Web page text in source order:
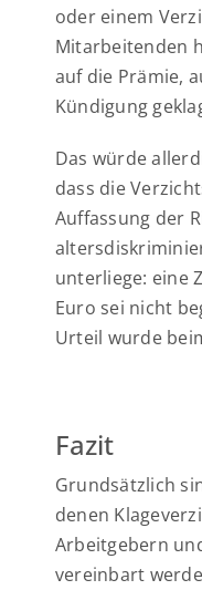
oder einem
Mitarbeitenden
auf die Prämie,
Kündigung
Das würde
dass die
Auffassung der
unterliege: eine
Euro sei nicht
Urteil wurde
Fazit
Grundsätzlich
denen
Arbeitgebern
vereinbart